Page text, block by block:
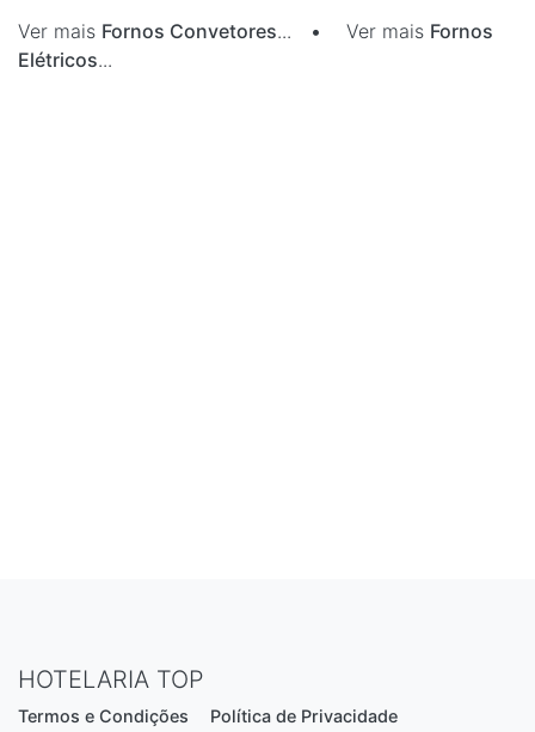
Ver mais Fornos Convetores... • Ver mais Fornos
Elétricos...
HOTELARIA TOP
Termos e Condições Política de Privacidade